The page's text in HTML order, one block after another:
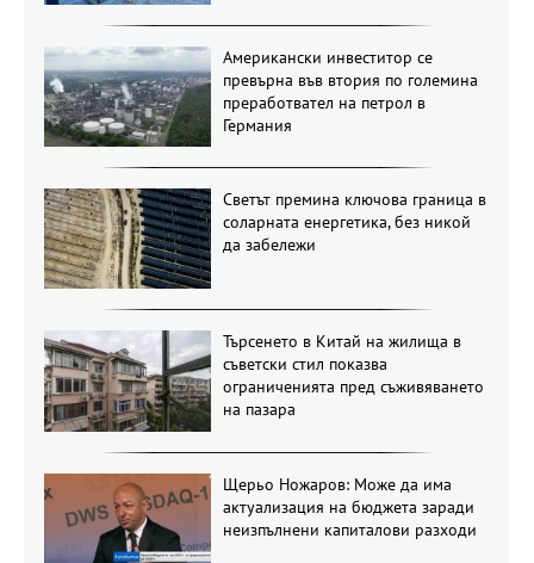
Американски инвеститор се
превърна във втория по големина
преработвател на петрол в
Германия
Светът премина ключова граница в
соларната енергетика, без никой
да забележи
Търсенето в Китай на жилища в
съветски стил показва
ограниченията пред съживяването
на пазара
Щерьо Ножаров: Може да има
актуализация на бюджета заради
неизпълнени капиталови разходи